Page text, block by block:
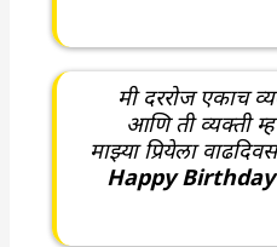
मी दररोज एकाच
आणि ती व्यक्ती
माझ्या प्रियेला
Happy